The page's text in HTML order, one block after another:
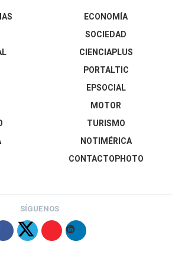
ECONOMÍA
SOCIEDAD
CIENCIAPLUS
PORTALTIC
EPSOCIAL
MOTOR
TURISMO
NOTIMÉRICA
CONTACTOPHOTO
SÍGUENOS